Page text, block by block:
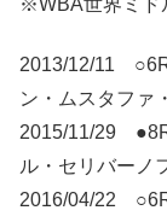
2013/12/11
ン・ムスタファ
2015/11/29
ル・セリバーノ
2016/04/22